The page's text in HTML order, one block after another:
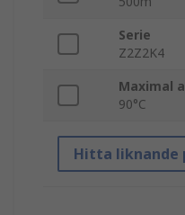
Serie
Z2Z2K4
Maximal
90°C
Hitta liknande